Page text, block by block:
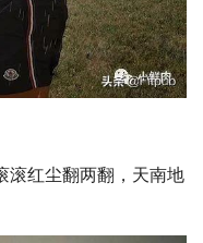
滚红尘翻两翻，天南地